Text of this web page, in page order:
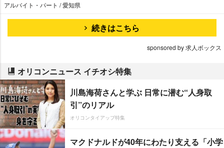
アルバイト・パート / 愛知県
続きはこちら
sponsored by 求人ボックス
オリコンニュース イチオシ特集
川島海荷さんと学ぶ 日常に潜む“人身取
引”のリアル
オリコンタイアップ特集
マクドナルドが40年にわたり支える「小学